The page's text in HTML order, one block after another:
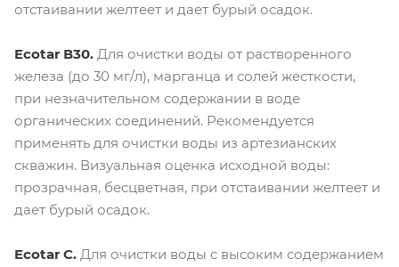
отстаивании желтеет и дает бурый осадок.
Ecotar В30. Для очистки воды от растворенного
железа (до 30 мг/л), марганца и солей жесткости,
при незначительном содержании в воде
органических соединений. Рекомендуется
применять для очистки воды из артезианских
скважин. Визуальная оценка исходной воды:
прозрачная, бесцветная, при отстаивании желтеет и
дает бурый осадок.
Ecotar С. Для очистки воды с высоким содержанием